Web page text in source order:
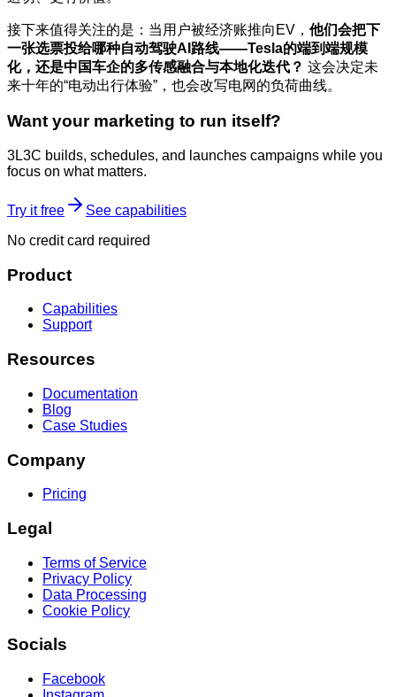
接下来值得关注的是：当用户被经济账推向EV， 他们会把下
一张选票投给哪种自动驾驶AI路线——Tesla的端到端规模
化，还是中国车企的多传感融合与本地化迭代？ 这会决定未
来十年的“电动出行体验”，也会改写电网的负荷曲线。
Want your marketing to run itself?
3L3C builds, schedules, and launches campaigns while you
focus on what matters.
Try it free
See capabilities
No credit card required
Product
Capabilities
Support
Resources
Documentation
Blog
Case Studies
Company
Pricing
Legal
Terms of Service
Privacy Policy
Data Processing
Cookie Policy
Socials
Facebook